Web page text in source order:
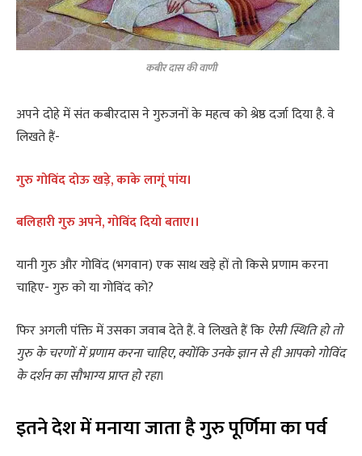
कबीर दास की वाणी
अपने दोहे में संत कबीरदास ने गुरुजनों के महत्व को श्रेष्ठ दर्जा दिया है. वे
लिखते हैं-
गुरु गोविंद दोऊ खड़े, काके लागूं पांय।
बलिहारी गुरु अपने, गोविंद दियो बताए।।
यानी गुरु और गोविंद (भगवान) एक साथ खड़े हों तो किसे प्रणाम करना
चाहिए- गुरु को या गोविंद को?
फिर अगली पंक्ति में उसका जवाब देते हैं. वे लिखते हैं कि ऐसी स्थिति हो तो
गुरु के चरणों में प्रणाम करना चाहिए, क्योंकि उनके ज्ञान से ही आपको गोविंद
के दर्शन का सौभाग्य प्राप्त हो रहा।
इतने देश में मनाया जाता है गुरु पूर्णिमा का पर्व